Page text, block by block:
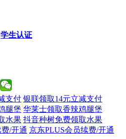
学生认证
银联领取14元立减支付
华莱士领取香辣鸡腿堡
抖音种树免费领取水果
京东PLUS会员续费/开通